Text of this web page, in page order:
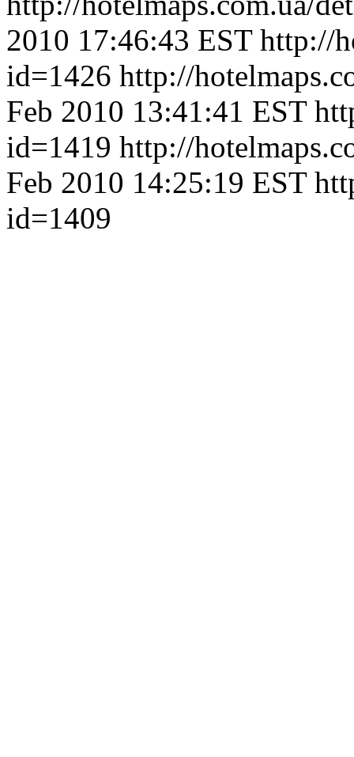
2010 17:46:43 EST http://
id=1426 http://
Feb 2010 13:41:41 EST
id=1419 http://
Feb 2010 14:25:19 EST
id=1409